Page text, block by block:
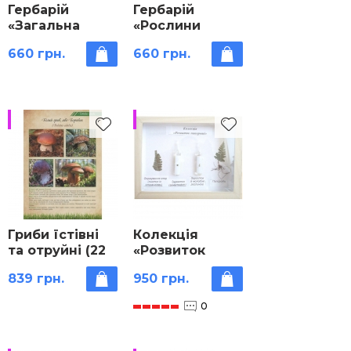
Гербарій
«Загальна
660 грн.
Гербарій
«Рослини
природних зон
України»
660 грн.
НЕМАЄ
Гриби їстівні
та отруйні (22
планшети А4)
839 грн.
Продано
Колекція
«Розвиток
950 грн.
0